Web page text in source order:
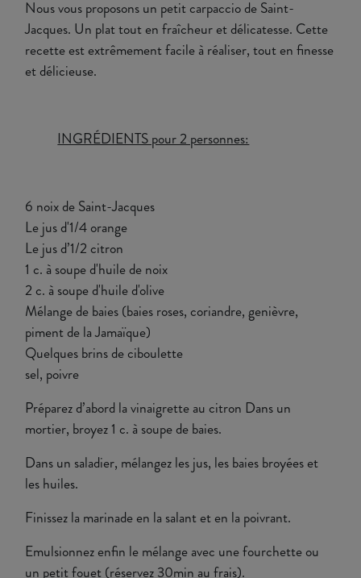
Nous vous proposons un petit carpaccio de Saint-
Jacques. Un plat tout en fraîcheur et délicatesse. Cette
recette est extrêmement facile à réaliser, tout en finesse
et délicieuse.
INGRÉDIENTS pour 2 personnes:
6 noix de Saint-Jacques
Le jus d'1/4 orange
Le jus d’1/2 citron
1 c. à soupe d'huile de noix
2 c. à soupe d'huile d'olive
Mélange de baies (baies roses, coriandre, genièvre,
piment de la Jamaïque)
Quelques brins de ciboulette
sel, poivre
Préparez d’abord la vinaigrette au citron Dans un
mortier, broyez 1 c. à soupe de baies.
Dans un saladier, mélangez les jus, les baies broyées et
les huiles.
Finissez la marinade en la salant et en la poivrant.
Emulsionnez enfin le mélange avec une fourchette ou
un petit fouet (réservez 30min au frais).